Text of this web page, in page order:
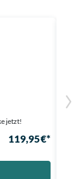
jetzt!
119,95 €*
POC
M's